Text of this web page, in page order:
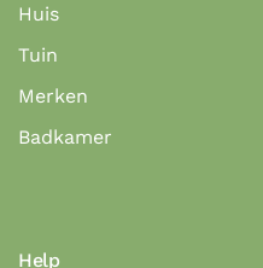
Huis
Tuin
Merken
Badkamer
Help